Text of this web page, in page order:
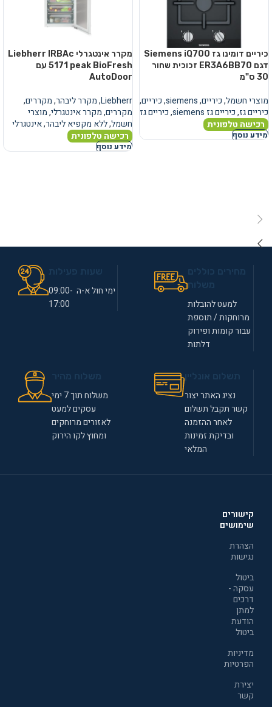
כיריים דומינו גז Siemens iQ700
דגם ER3A6BB70 זכוכית שחור
30 ס"מ
מוצרי חשמל,כיריים,
siemens
,כיריים,
כיריים גז,כיריים גז siemens ,כיריים גז
רכישה טלפונית
מידע נוסף
מקרר אינטגרלי Liebherr IRBAc
5171 peak BioFresh עם
AutoDoor
Liebherr
,מקרר ליבהר,מקררים,
מקררים,מקרר אינטגרלי,מוצרי
חשמל,ללא מקפיא ליבהר,אינטגרלי
רכישה טלפונית
מידע נוסף
למעט להובלות
מרוחקות / תוספת
עבור קומות ופירוק
דלתות
ימי חול א-ה 09:00-
17:00
נציג האתר יצור
קשר תקבל תשלום
לאחר ההזמנה
ובדיקת זמינות
המלאי
משלוח תוך 7 ימי
עסקים למעט
לאזורים מרוחקים
ומחוץ לקו הירוק
קישורים
שימושים
הצהרת
נגישות
ביטול
עסקה -
דרכים
למתן
הודעת
ביטול
מדיניות
הפרטיות
יצירת
קשר